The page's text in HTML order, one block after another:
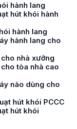
hành lang
hút khói hành
hành lang
hành lang cho
nhà xưởng
tòa nhà cao
nào dùng cho
hút khói PCCC
hút khói